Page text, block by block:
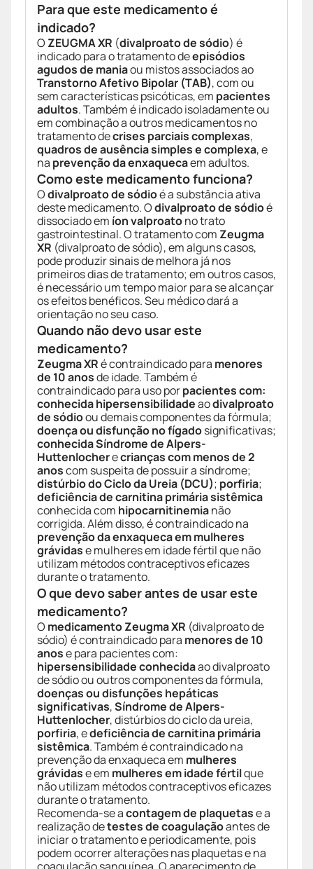
Para que este medicamento é
indicado?
O ZEUGMA XR (divalproato de sódio) é
indicado para o tratamento deepisódios
agudos de maniaou mistos associados ao
Transtorno Afetivo Bipolar (TAB), com ou
sem características psicóticas, em pacientes
adultos. Também é indicado isoladamente ou
em combinação a outros medicamentos no
tratamento decrises parciais complexas,
quadros de ausência simples e complexa, e
na prevenção da enxaquecaem adultos.
Como este medicamento funciona?
Odivalproato de sódioé a substância ativa
deste medicamento. Odivalproato de sódioé
dissociado em íon valproatono trato
gastrointestinal. O tratamento com Zeugma
XR (divalproato de sódio), em alguns casos,
pode produzir sinais de melhora já nos
primeiros dias de tratamento; em outros casos,
é necessário um tempo maior para se alcançar
os efeitos benéficos. Seu médico dará a
orientação no seu caso.
Quando não devo usar este
medicamento?
Zeugma XRé contraindicado para menores
de 10 anosde idade. Também é
contraindicado para uso porpacientes com:
conhecida hipersensibilidadeaodivalproato
de sódioou demais componentes da fórmula;
doença ou disfunção no fígadosignificativas;
conhecida Síndrome de Alpers-
Huttenlocherecrianças com menos de 2
anoscom suspeita de possuir a síndrome;
distúrbio do Ciclo da Ureia (DCU); porfiria;
deficiência de carnitina primária sistêmica
conhecida com hipocarnitinemianão
corrigida. Além disso, é contraindicado na
prevenção da enxaqueca em mulheres
grávidase mulheres em idade fértil que não
utilizam métodos contraceptivos eficazes
durante o tratamento.
O que devo saber antes de usar este
medicamento?
O medicamentoZeugma XR (divalproato de
sódio) é contraindicado para menores de 10
anose para pacientes com:
hipersensibilidade conhecidaao divalproato
de sódio ou outros componentes da fórmula,
doenças ou disfunções hepáticas
significativas,Síndrome de Alpers-
Huttenlocher, distúrbios do ciclo da ureia,
porfiria, edeficiência de carnitina primária
sistêmica. Também é contraindicado na
prevenção da enxaqueca em mulheres
grávidase em mulheres em idade fértilque
não utilizam métodos contraceptivos eficazes
durante o tratamento.
Recomenda-se acontagem de plaquetase a
realização detestes de coagulaçãoantes de
iniciar o tratamento e periodicamente, pois
podem ocorrer alterações nas plaquetas e na